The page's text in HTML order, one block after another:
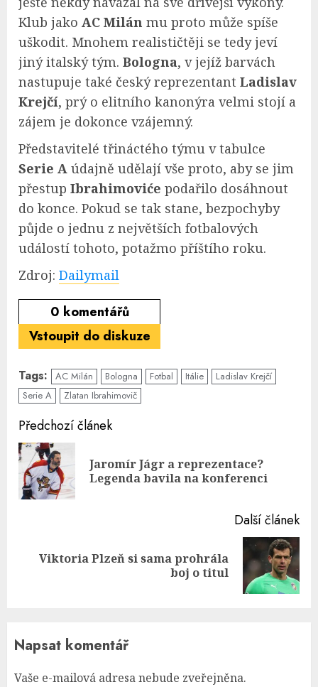
Klub jako AC Milán mu proto může spíše
uškodit. Mnohem realističtěji se tedy jeví
jiný italský tým. Bologna, v jejíž barvách
nastupuje také český reprezentant Ladislav
Krejčí, prý o elitního kanonýra velmi stojí a
zájem je dokonce vzájemný.
Představitelé třináctého týmu v tabulce
Serie A údajně udělají vše proto, aby se jim
přestup Ibrahimoviće podařilo dosáhnout
do konce. Pokud se tak stane, bezpochyby
půjde o jednu z největších fotbalových
událostí tohoto, potažmo příštího roku.
Zdroj: Dailymail
0 komentářů
Vstoupit do diskuze
Tags: AC Milán Bologna Fotbal Itálie
Ladislav Krejčí
Serie A
Zlatan Ibrahimovič
Continue
Reading
Předchozí článek
Jaromír Jágr a reprezentace?
Legenda bavila na konferenci
Další článek
NextViktoria Plzeň si sama prohrála
boj o titul
Napsat komentář
Vaše e-mailová adresa nebude zveřejněna.